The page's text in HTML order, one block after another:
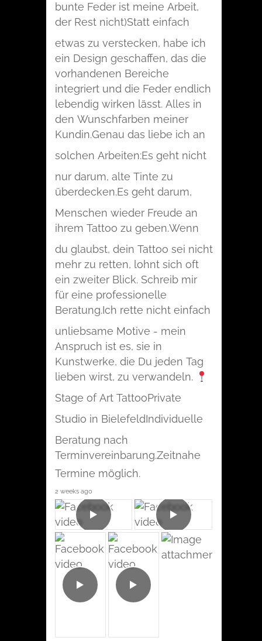
bunte Feder ist meine Arbeit,
der Rest nicht)Statt einfach
etwas zu verstecken, habe ich
ein Design geschaffen, das die
vorhandenen Bereiche
integriert und die Feder endlich
lebendig wirken lässt. Alles in
den Wunschfarben meiner
Kundin.Genau das liebe ich an
solchen Arbeiten:Es geht nicht
nur darum, alte Tinte zu
überdecken.Es geht darum,
Menschen wieder Freude an
ihrem Tattoo zu geben.Wenn
du glaubst, dein Tattoo sei nicht
mehr zu retten, lohnt sich oft
ein zweiter Blick. Schreib mir
für eine professionelle
Beratung.Ich rette nicht einfach
unliebsame Motive - mein
Anspruch ist es, sie in
Kunstwerke, die Du jeden Tag
lieben wirst, zu verwandeln.
Stage of Art TattooPrivate
Studio in BielefeldIndividuelle
Beratung nach
Terminvereinbarung.Zeitnahe
Termine möglich.
2 weeks ago